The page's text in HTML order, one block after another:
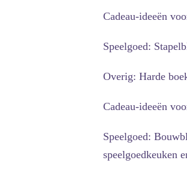
Cadeau-ideeën
Speelgoed:
Overig: Harde
Cadeau-ideeën
Speelgoed:
speelgoedkeuken